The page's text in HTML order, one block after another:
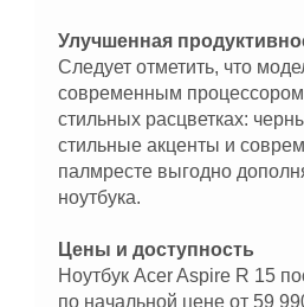
Улучшенная
Следует отметить, что
современным процессором
стильных расцветках:
стильные акценты и
палмресте выгодно
ноутбука.
Цены и доступность
Ноутбук Acer Aspire R 15
по начальной цене от 59